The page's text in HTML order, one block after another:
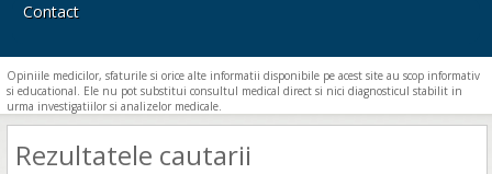
Contact
Opiniile medicilor, sfaturile si orice alte informatii disponibile pe acest site au scop informativ
si educational. Ele nu pot substitui consultul medical direct si nici diagnosticul stabilit in
urma investigatiilor si analizelor medicale.
Rezultatele cautarii